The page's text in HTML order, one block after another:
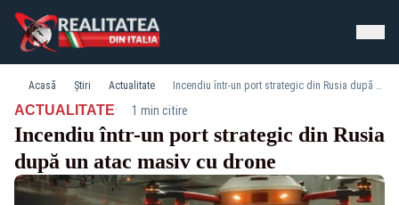
Acasă Știri Actualitate Incendiu într-un port strategic din Rusia după un atac masiv cu drone
ACTUALITATE· 1 min citire
Incendiu într-un port strategic din Rusia
după un atac masiv cu drone